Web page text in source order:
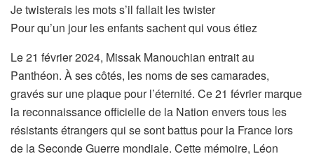
Je twisterais les mots s’il fallait les twister
Pour qu’un jour les enfants sachent qui vous étiez
Le 21 février 2024, Missak Manouchian entrait au
Panthéon. À ses côtés, les noms de ses camarades,
gravés sur une plaque pour l’éternité. Ce 21 février marque
la reconnaissance officielle de la Nation envers tous les
résistants étrangers qui se sont battus pour la France lors
de la Seconde Guerre mondiale. Cette mémoire, Léon